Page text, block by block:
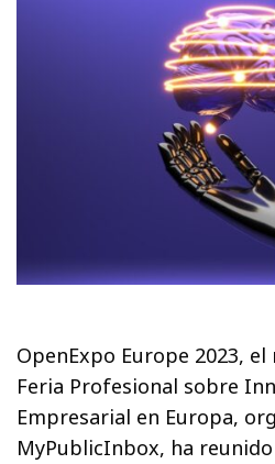
OpenExpo Europe 2023,
Feria Profesional sobre
Empresarial en Europa,
MyPublicInbox, ha reunido